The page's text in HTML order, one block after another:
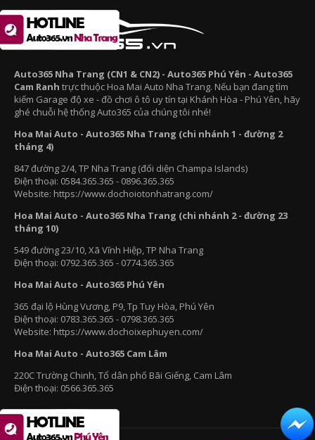
Auto365 Nha Trang (CN1 & CN2) - Auto365 Phú Yên - Auto365
Cam Ranh trực thuộc Hoa Mai Auto Nha Trang. Nếu bạn đang tìm
kiếm Garage độ xe - đồ chơi ô tô uy tín tại Khánh Hòa - Phú Yên, hãy
ghé chuỗi hệ thống Auto365 của chúng tôi nhé!
Hoa Mai Auto - Auto365 Nha Trang (chi nhánh 1 - đường 2
tháng 4)
847 đường 2/4, TP Nha Trang (đối diện Champa Islands)
Điện thoại: 0584.365.365 - 0896.365.365
Website: https://www.dochoiotonhatrang.com/
Hoa Mai Auto - Auto365 Nha Trang (chi nhánh 2 - đường 23
tháng 10)
549 đường 23/10, Xã Vĩnh Hiệp, TP Nha Trang
Điện thoại: 0792.365.365 - 0774.365.365
Hoa Mai Auto - Auto365 Phú Yên
365 đại lộ Hùng Vương, P9, Tp Tuy Hòa, Phú Yên
Điện thoại: 0783.365.365 - 0798.365.365
Website: https://www.dochoixephuyen.com/
Hoa Mai Auto - Auto365 Cam Lâm
220C Trường Chinh, Tổ dân phố Bãi Giếng, Cam Lâm
Điện thoại: 0566.365.365
TÌM KIẾM TRANG NÀY